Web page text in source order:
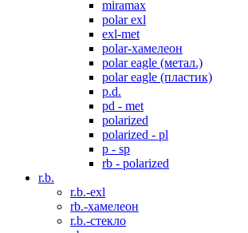
miramax
polar exl
exl-met
polar-хамелеон
polar eagle (метал.)
polar eagle (пластик)
p.d.
pd - met
polarized
polarized - pl
p - sp
rb - polarized
r.b.
r.b.-exl
rb.-хамелеон
r.b.-стекло